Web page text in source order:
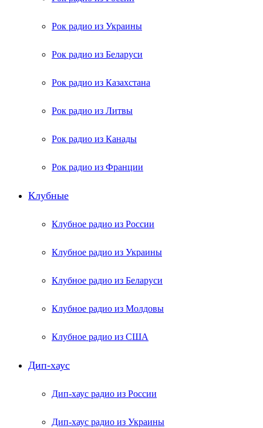
Рок радио из Украины
Рок радио из Беларуси
Рок радио из Казахстана
Рок радио из Литвы
Рок радио из Канады
Рок радио из Франции
Клубные
Клубное радио из России
Клубное радио из Украины
Клубное радио из Беларуси
Клубное радио из Молдовы
Клубное радио из США
Дип-хаус
Дип-хаус радио из России
Дип-хаус радио из Украины